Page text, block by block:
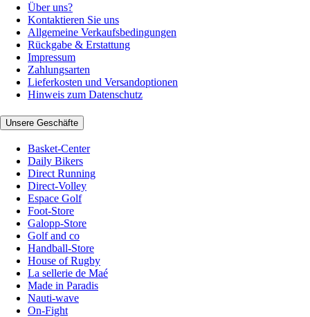
Über uns?
Kontaktieren Sie uns
Allgemeine Verkaufsbedingungen
Rückgabe & Erstattung
Impressum
Zahlungsarten
Lieferkosten und Versandoptionen
Hinweis zum Datenschutz
Unsere Geschäfte
Basket-Center
Daily Bikers
Direct Running
Direct-Volley
Espace Golf
Foot-Store
Galopp-Store
Golf and co
Handball-Store
House of Rugby
La sellerie de Maé
Made in Paradis
Nauti-wave
On-Fight